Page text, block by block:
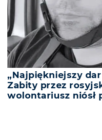
„Najpiękniejszy
Zabity przez
wolontariusz niósł